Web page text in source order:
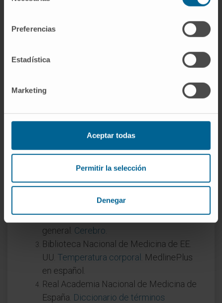
Preferencias
Estadística
Marketing
Aceptar todas
Permitir la selección
Denegar
durante una infección) elevan el punto de
subir el punto de ajuste, el organismo
como insuficiente y pone en marcha
(escalofríos, vasoconstricción) hasta alcanzar
Referencias
UU.Cerebro. MedlinePlus, enciclopedia
médica en español.
Manual MSD versión para público
general. Cerebro
Biblioteca Nacional de Medicina de EE.
UU. Temperatura corporal
. MedlinePlus
en español.
Real Academia Nacional de Medicina de
España. Diccionario de términos